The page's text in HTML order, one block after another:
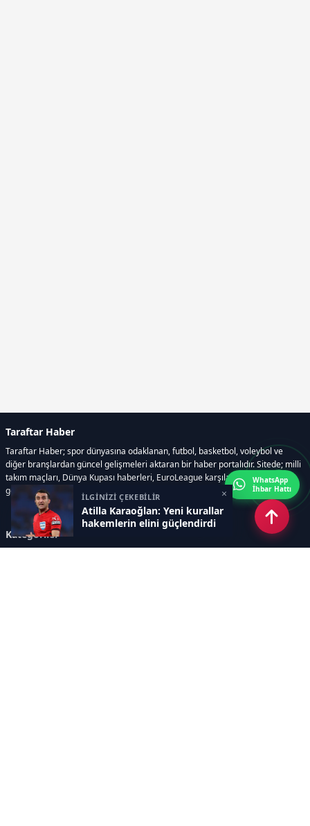
İLGİNİZİ ÇEKEBİLİR
Atilla Karaoğlan: Yeni kurallar
hakemlerin elini güçlendirdi
×
Taraftar Haber
Taraftar Haber; spor dünyasına odaklanan, futbol, basketbol, voleybol ve
diğer branşlardan güncel gelişmeleri aktaran bir haber portalıdır. Sitede; milli
takım maçları, Dünya Kupası haberleri, EuroLeague karşılaşmaları, transfer
gelişmeleri, sporcuların biyografileri, anketler yer almaktadır.
Kategoriler
WhatsApp
İhbar Hattı